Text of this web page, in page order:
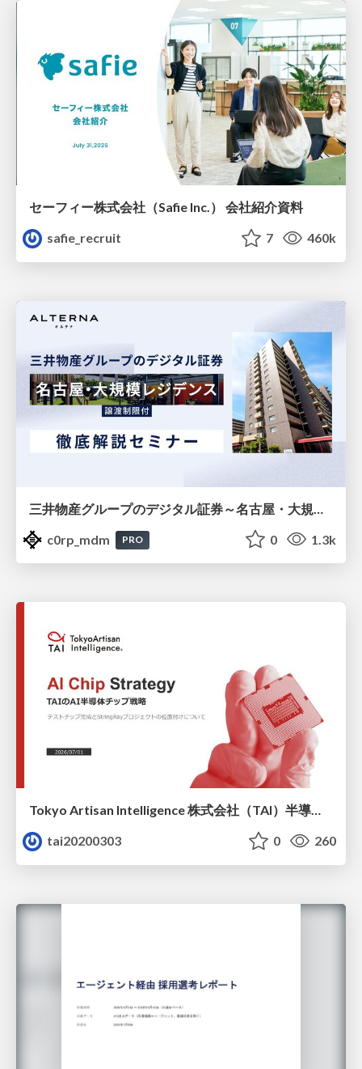
セーフィー株式会社（Safie Inc.） 会社紹介資料
safie_recruit
7 460k
c0rp_mdm
PRO 0 1.3k
Tokyo Artisan Intelligence 株式会社（TAI）半導体戦略_最新版
tai20200303
0 260